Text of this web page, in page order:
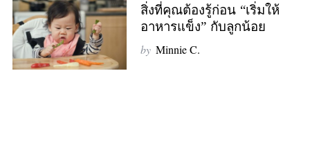
สิ่งที่คุณต้องรู้ก่อน “เริ่มให้
อาหารแข็ง” กับลูกน้อย
by Minnie C.